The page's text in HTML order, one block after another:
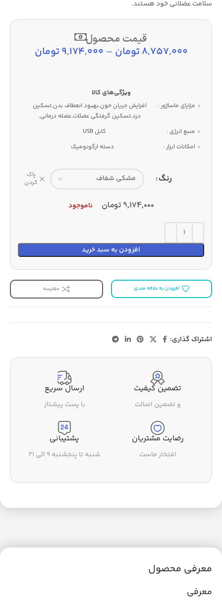
سلامت عضلانی خود هستند.
قیمت محصول
8,757,000تومان –
9,174,000تومان
مزایای ماساژور :
افزایش جریان خون,بهبود انعطاف بدن,تسکین
درد,تسکین گرفتگی عضلات,عضله درمانی,
منبع انرژی :
کابل USB
امکانات ابزار :
دسته ارگونومیک
رنگ
پاک
کردن
9,174,000 تومان ناموجود
افزودن به سبد خرید
افزودن به علاقه مندی مقایسه
اشتراک گذاری:
تضمین کیفیت
و تضمین اصالت
ارسال سریع
با پست پیشتاز
رضایت مشتریان
افتخار ماست
پشتیبانی
شنبه تا پنجشنبه ۹ الی ۲۱
معرفی محصول
معرفی